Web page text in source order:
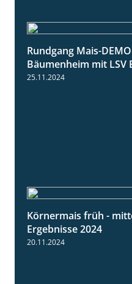
Rundgang Mais-
Bäumenheim mit LSV
25.11.2024
Körnermais früh -
Ergebnisse 2024
20.11.2024